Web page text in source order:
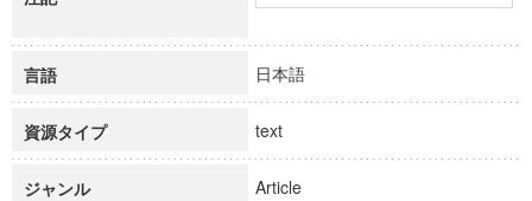
言語 日本語
資源タイプ text
ジャンル Article